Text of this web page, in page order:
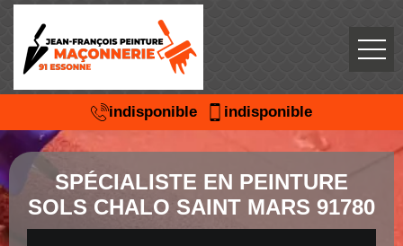
indisponible indisponible
SPÉCIALISTE EN PEINTURE
SOLS CHALO SAINT MARS 91780